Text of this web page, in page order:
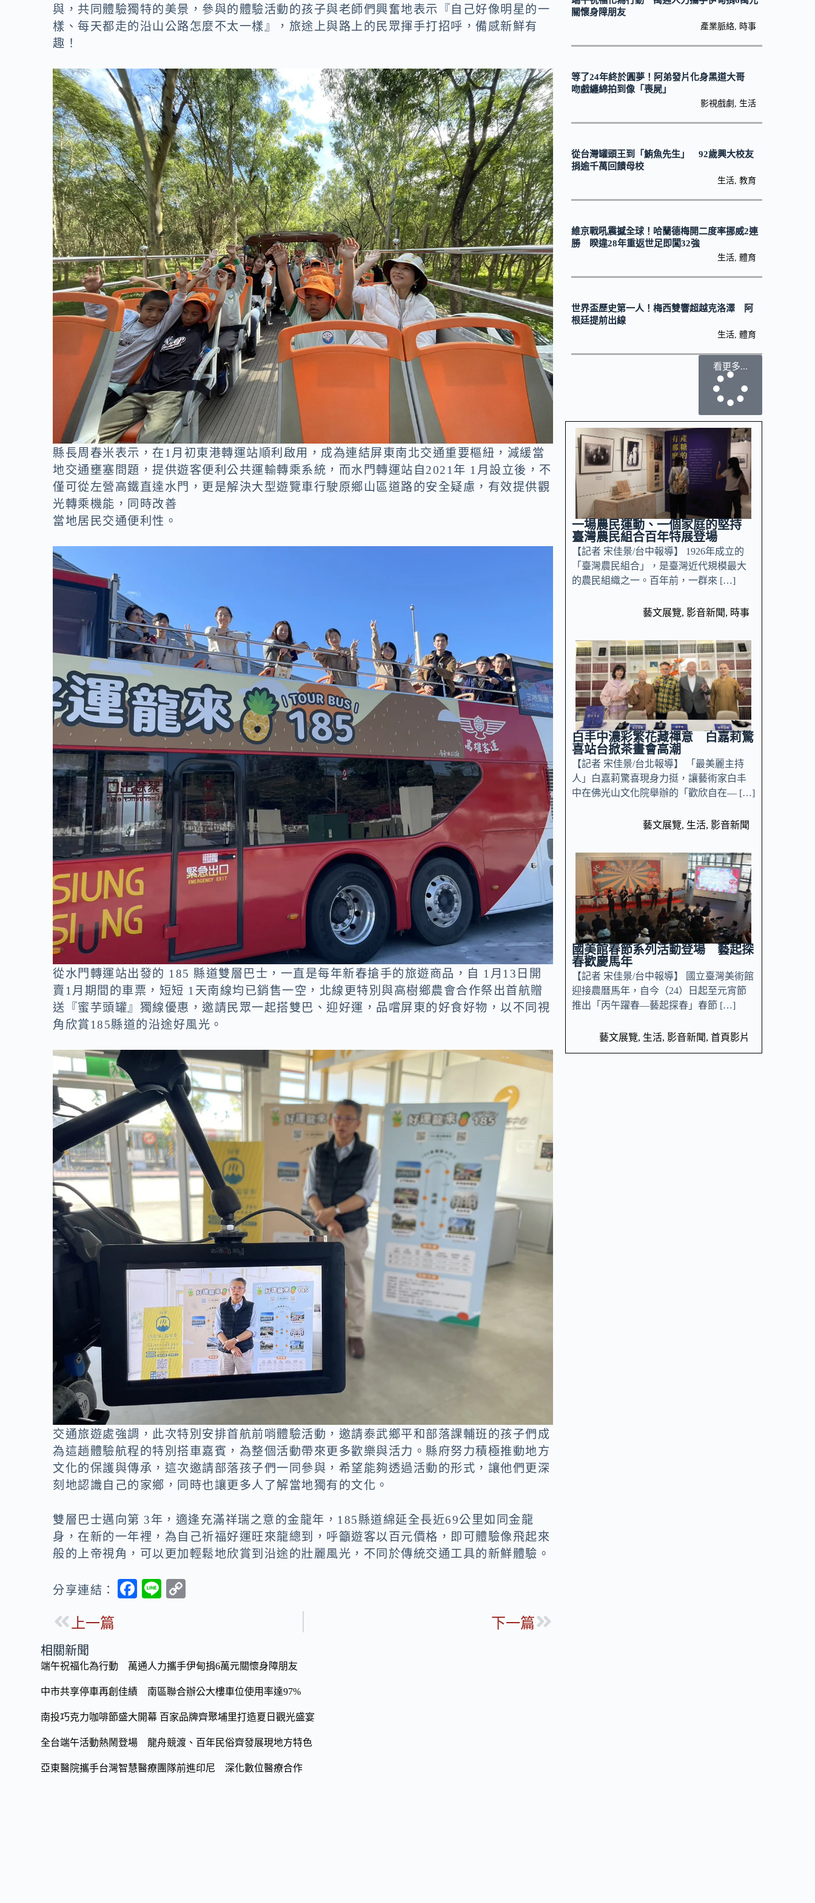
o
k
n
k
與，共同體驗獨特的美景，參與的體驗活動的孩子與老師們興奮地表示『自己好像明星的一
樣、每天都走的沿山公路怎麼不太一樣』，旅途上與路上的民眾揮手打招呼，備感新鮮有
趣！
縣長周春米表示，在1月初東港轉運站順利啟用，成為連結屏東南北交通重要樞紐，減緩當
地交通壅塞問題，提供遊客便利公共運輸轉乘系統，而水門轉運站自2021年 1月設立後，不
僅可從左營高鐵直達水門，更是解決大型遊覽車行駛原鄉山區道路的安全疑慮，有效提供觀
光轉乘機能，同時改善
當地居民交通便利性。
從水門轉運站出發的 185 縣道雙層巴士，一直是每年新春搶手的旅遊商品，自 1月13日開
賣1月期間的車票，短短 1天南線均已銷售一空，北線更特別與高樹鄉農會合作祭出首航贈
送『蜜芋頭罐』獨線優惠，邀請民眾一起搭雙巴、迎好運，品嚐屏東的好食好物，以不同視
角欣賞185縣道的沿途好風光。
交通旅遊處強調，此次特別安排首航前哨體驗活動，邀請泰武鄉平和部落課輔班的孩子們成
為這趟體驗航程的特別搭車嘉賓，為整個活動帶來更多歡樂與活力。縣府努力積極推動地方
文化的保護與傳承，這次邀請部落孩子們一同參與，希望能夠透過活動的形式，讓他們更深
刻地認識自己的家鄉，同時也讓更多人了解當地獨有的文化。
雙層巴士邁向第 3年，適逢充滿祥瑞之意的金龍年，185縣道綿延全長近69公里如同金龍
身，在新的一年裡，為自己祈福好運旺來龍總到，呼籲遊客以百元價格，即可體驗像飛起來
般的上帝視角，可以更加輕鬆地欣賞到沿途的壯麗風光，不同於傳統交通工具的新鮮體驗。
分享連結：
F
o
o
Li
Li
n
上一篇 下一篇
關懷身障朋友
產業脈絡, 時事
等了24年終於圓夢！阿弟發片化身黑道大哥
吻戲纏綿拍到像「喪屍」
影視戲劇 , 生活
從台灣罐頭王到「鮪魚先生」 92歲興大校友
捐逾千萬回饋母校
生活, 教育
維京戰吼震撼全球！哈蘭德梅開二度率挪威2連
勝 睽違28年重返世足即闖32強
生活, 體育
世界盃歷史第一人！梅西雙響超越克洛澤 阿
根廷提前出線
生活, 體育
看更多...
一場農民運動、一個家庭的堅持
臺灣農民組合百年特展登場
【記者 宋佳景/台中報導】 1926年成立的
「臺灣農民組合」，是臺灣近代規模最大
的農民組織之一。百年前，一群來 […]
藝文展覽, 影音新聞, 時事
白丰中濃彩繁花藏禪意 白嘉莉驚
喜站台掀茶畫會高潮
【記者 宋佳景/台北報導】 「最美麗主持
人」白嘉莉驚喜現身力挺，讓藝術家白丰
中在佛光山文化院舉辦的「歡欣自在— […]
藝文展覽, 生活, 影音新聞
國美館春節系列活動登場 藝起探
春歡慶馬年
【記者 宋佳景/台中報導】 國立臺灣美術館
迎接農曆馬年，自今（24）日起至元宵節
推出「丙午躍春—藝起探春」春節 […]
藝文展覽, 生活, 影音新聞, 首頁影片
相關新聞
端午祝福化為行動 萬通人力攜手伊甸捐6萬元關懷身障朋友
中市共享停車再創佳績 南區聯合辦公大樓車位使用率達97%
南投巧克力咖啡節盛大開幕 百家品牌齊聚埔里打造夏日觀光盛宴
全台端午活動熱鬧登場 龍舟競渡、百年民俗齊發展現地方特色
亞東醫院攜手台灣智慧醫療團隊前進印尼 深化數位醫療合作